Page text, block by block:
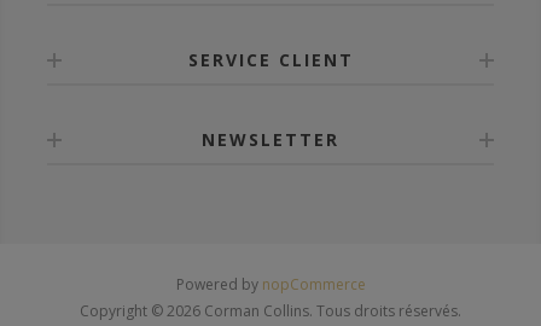
SERVICE CLIENT
NEWSLETTER
Powered by nopCommerce
Copyright © 2026 Corman Collins. Tous droits réservés.